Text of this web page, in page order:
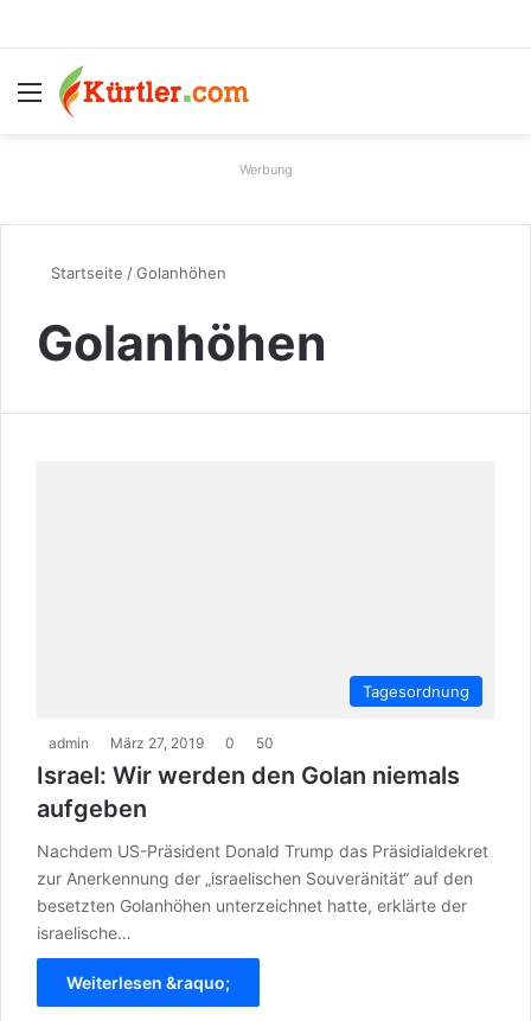
Menü
Werbung
Startseite /Golanhöhen
Golanhöhen
Tagesordnung
admin März 27, 2019 0 50
Israel: Wir werden den Golan niemals
aufgeben
Nachdem US-Präsident Donald Trump das Präsidialdekret
zur Anerkennung der „israelischen Souveränität“ auf den
besetzten Golanhöhen unterzeichnet hatte, erklärte der
israelische…
Weiterlesen &raquo;